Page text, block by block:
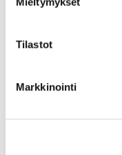
Tilastot
Markkinointi